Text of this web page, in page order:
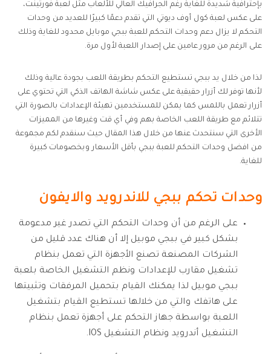
بإحترافية شديدة للغاية رغم الجرافيك العالي للألعاب مثل لعبة فورتينت،
على عكس لعبة كول أوف ديوتي التي تقدم دعمًا كبيرًا للعديد من وحدات
التحكم لا يزال دعم وحدات التحكم للعبة ببجي موبايل محدود للغاية وذلك
على الرغم من مرور عامين على إصدار اللعبة لأول مرة.
لذا من خلال يد ببجي تستطيع التحكم بطريقة اللعب بجودة عالية وذلك
لأنها توفر لك أزرار حقيقية على عكس شاشة الهاتف الذكي التي تحتوي على
أزرار تعمل باللمس كما يمكن للمستخدمين تهيئة الإعدادات بالصورة التي
تتلائم مع طريقة اللعب الخاصة بهم وفي أي قت وغيرها من المميزات
الأخرى التي سنتحدث عنها من خلال هذا المقال حيث سنقدم لكم مجموعة
من افضل وحدات التحكم للعبة ببجي بأقل الأسعار وبخصومات كبيرة
للغاية.
وحدات تحكم ببجي للاندرويد والايفون
على الرغم من أن وحدات التحكم التي تصدر غير مدعومة
بشكل كبير في ببجي موبيل إلا أن هناك عدد قليل من
الشركات المصنعة تصنع الأجهزة التي تعمل بنظام
تشغيل مقارب للإعدادات ونظم التشغيل الخاصة بلعبة
ببجي موبيل لذا يمكنك القيام بتحميل المرفقات وتثبيتها
على هاتفك والتي من خلالها تستطيع القيام بتشغيل
اللعبة بواسطة جهاز التحكم على أجهزة تعمل بنظام
التشغيل أندرويد ونظام التشغيل IOS.